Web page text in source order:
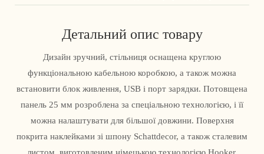
Детальний опис товару
Дизайн зручний, стільниця оснащена круглою
функціональною кабельною коробкою, а також можна
встановити блок живлення, USB і порт зарядки. Потовщена
панель 25 мм розроблена за спеціальною технологією, і її
можна налаштувати для більшої довжини. Поверхня
покрита наклейками зі шпону Schattdecor, а також сталевим